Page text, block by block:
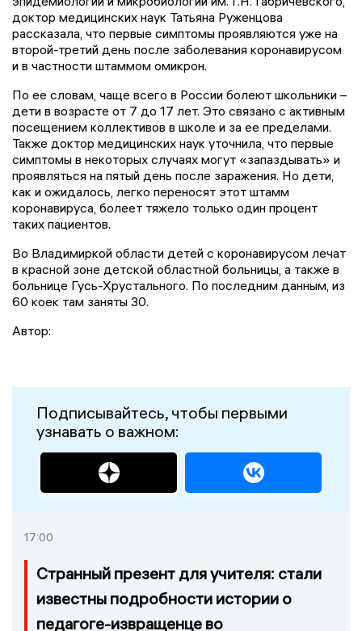
доктор медицинских наук Татьяна Руженцова
рассказала, что первые симптомы проявляются уже на
второй-третий день после заболевания коронавирусом
и в частности штаммом омикрон.
По ее словам, чаще всего в России болеют школьники –
дети в возрасте от 7 до 17 лет. Это связано с активным
посещением коллективов в школе и за ее пределами.
Также доктор медицинских наук уточнила, что первые
симптомы в некоторых случаях могут «запаздывать» и
проявляться на пятый день после заражения. Но дети,
как и ожидалось, легко переносят этот штамм
коронавируса, болеет тяжело только один процент
таких пациентов.
Во Владимиркой области детей с коронавирусом лечат
в красной зоне детской областной больницы, а также в
больнице Гусь-Хрустального. По последним данным, из
60 коек там заняты 30.
Автор:
Подписывайтесь, чтобы первыми
узнавать о важном:
17:00
Странный презент для учителя: стали
известны подробности истории о
педагоге-извращенце во